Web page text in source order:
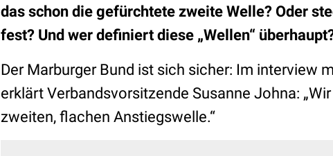
das schon die gefürchtete zweite Welle? Oder
fest? Und wer definiert diese „Wellen“
Der Marburger Bund ist sich sicher: Im interview
erklärt Verbandsvorsitzende Susanne Johna:
zweiten, flachen Anstiegswelle.“